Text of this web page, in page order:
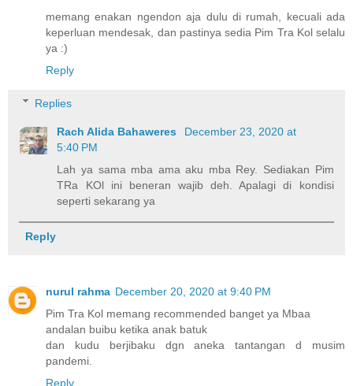
memang enakan ngendon aja dulu di rumah, kecuali ada
keperluan mendesak, dan pastinya sedia Pim Tra Kol selalu
ya :)
Reply
Replies
Rach Alida Bahaweres
December 23, 2020 at
5:40 PM
Lah ya sama mba ama aku mba Rey. Sediakan Pim
TRa KOl ini beneran wajib deh. Apalagi di kondisi
seperti sekarang ya
Reply
nurul rahma December 20, 2020 at 9:40 PM
Pim Tra Kol memang recommended banget ya Mbaa
andalan buibu ketika anak batuk
dan kudu berjibaku dgn aneka tantangan d musim
pandemi.
Reply